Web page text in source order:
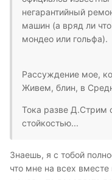
негарантийный
машин (а вряд ли
мондео или гольфа).
Рассуждение мое,
Живем, блин, в
Тока разве Д.Стрим
стойкостью...
Знаешь, я с тобой
что мне на всех